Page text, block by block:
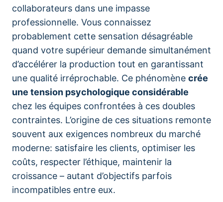
collaborateurs dans une impasse
professionnelle. Vous connaissez
probablement cette sensation désagréable
quand votre supérieur demande simultanément
d’accélérer la production tout en garantissant
une qualité irréprochable. Ce phénomène crée
une tension psychologique considérable
chez les équipes confrontées à ces doubles
contraintes. L’origine de ces situations remonte
souvent aux exigences nombreux du marché
moderne: satisfaire les clients, optimiser les
coûts, respecter l’éthique, maintenir la
croissance – autant d’objectifs parfois
incompatibles entre eux.